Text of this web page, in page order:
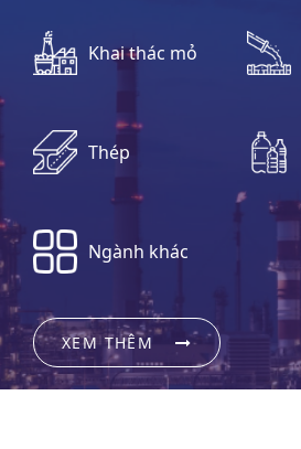
Khai thác mỏ
Thép
Ngành khác
XEM THÊM